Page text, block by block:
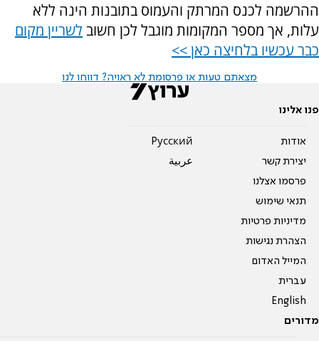
ההרשמה לכנס המרתק והעמוס בתובנות הינה ללא
עלות, אך מספר המקומות מוגבל לכן חשוב לשריין מקום
כבר עכשיו בלחיצה כאן >>
מצאתם טעות או פרסומת לא ראויה? דווחו לנו
פנו אלינו
אודות
יצירת קשר
פרסמו אצלנו
תנאי שימוש
מדיניות פרטיות
הצהרת נגישות
המייל האדום
עברית
English
Pусский
عربية
מדורים